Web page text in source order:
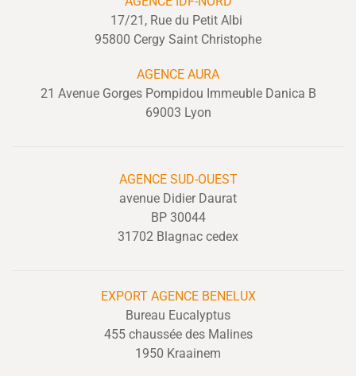
17/21, Rue du Petit Albi
95800 Cergy Saint Christophe
AGENCE AURA
21 Avenue Gorges Pompidou Immeuble Danica B
69003 Lyon
AGENCE SUD-OUEST
avenue Didier Daurat
BP 30044
31702 Blagnac cedex
EXPORTAGENCE BENELUX
Bureau Eucalyptus
455 chaussée des Malines
1950 Kraainem